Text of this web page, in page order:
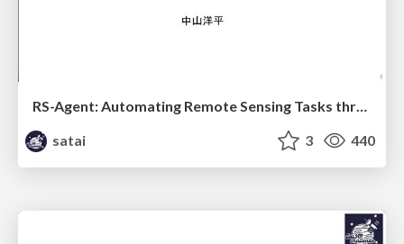
RS-Agent: Automating Remote Sensing Tasks through Intelligent Agent
satai
3 440